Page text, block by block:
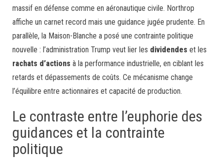
massif en défense comme en aéronautique civile. Northrop
affiche un carnet record mais une guidance jugée prudente. En
parallèle, la Maison-Blanche a posé une contrainte politique
nouvelle : l’administration Trump veut lier les dividendes et les
rachats d’actions à la performance industrielle, en ciblant les
retards et dépassements de coûts. Ce mécanisme change
l’équilibre entre actionnaires et capacité de production.
Le contraste entre l’euphorie des
guidances et la contrainte
politique